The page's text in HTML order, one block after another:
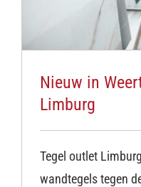
Nieuw in
Limburg
Tegel outlet
wandtegels tegen